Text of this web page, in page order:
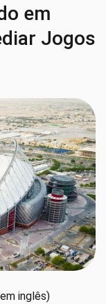
em
Jogos
inglês)